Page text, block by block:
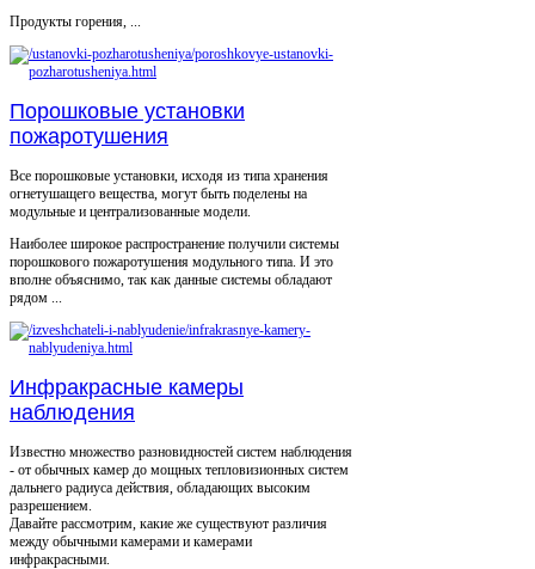
Продукты горения, ...
Порошковые установки
пожаротушения
Все порошковые установки, исходя из типа хранения
огнетушащего вещества, могут быть поделены на
модульные и централизованные модели.
Наиболее широкое распространение получили системы
порошкового пожаротушения модульного типа. И это
вполне объяснимо, так как данные системы обладают
рядом ...
Инфракрасные камеры
наблюдения
Известно множество разновидностей систем наблюдения
- от обычных камер до мощных тепловизионных систем
дальнего радиуса действия, обладающих высоким
разрешением.
Давайте рассмотрим, какие же существуют различия
между обычными камерами и камерами
инфракрасными.